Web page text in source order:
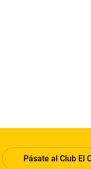
Pásate al Club El